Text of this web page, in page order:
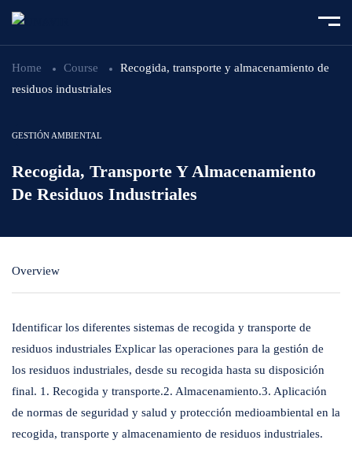
Home Course
Recogida, transporte y almacenamiento de
residuos industriales
GESTIÓN AMBIENTAL
Recogida, Transporte Y Almacenamiento
De Residuos Industriales
Overview
Identificar los diferentes sistemas de recogida y transporte de
residuos industriales Explicar las operaciones para la gestión de
los residuos industriales, desde su recogida hasta su disposición
final. 1. Recogida y transporte.2. Almacenamiento.3. Aplicación
de normas de seguridad y salud y protección medioambiental en la
recogida, transporte y almacenamiento de residuos industriales.